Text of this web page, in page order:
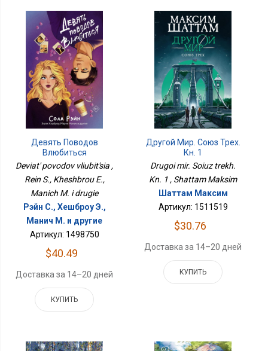
Девять Поводов
Влюбиться
Deviat' povodov vliubit'sia ,
Rein S., Kheshbrou E.,
Manich M. i drugie
Рэйн С., Хешброу Э.,
Манич М. и другие
Артикул: 1498750
$40.49
Доставка за 14–20 дней
КУПИТЬ
Другой Мир. Союз Трех.
Кн. 1
Drugoi mir. Soiuz trekh.
Kn. 1 , Shattam Maksim
Шаттам Максим
Артикул: 1511519
$30.76
Доставка за 14–20 дней
КУПИТЬ